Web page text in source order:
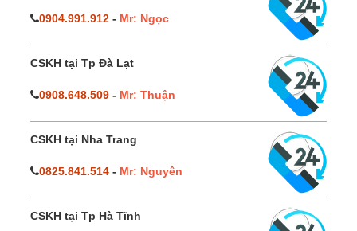
0904.991.912 - Mr: Ngọc
CSKH tại Tp Đà Lạt
0908.648.509 - Mr: Thuận
CSKH tại Nha Trang
0825.841.514 - Mr: Nguyên
CSKH tại Tp Hà Tĩnh